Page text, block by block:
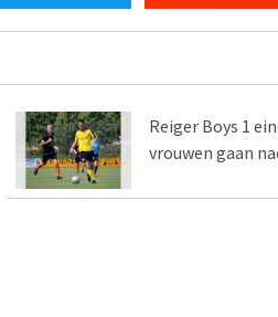
Reiger Boys 1
vrouwen gaan